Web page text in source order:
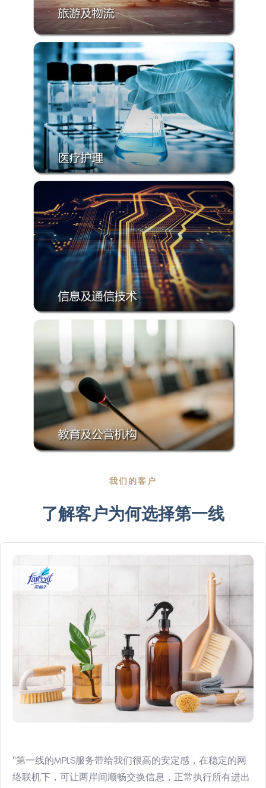
了解更多
了解更多
了解更多
我们的客户
了解客户为何选择第一线
"SEKO是全球增长最快的跨境包裹运输解决方案供货商之
一，我们的国际电子商务业务显著增长，我们亦因此与愈